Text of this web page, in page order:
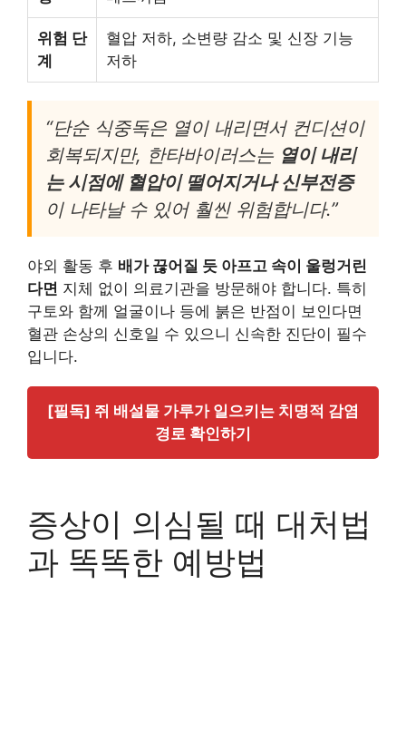
위험 단
계
혈압 저하, 소변량 감소 및 신장 기능
저하
“단순 식중독은 열이 내리면서 컨디션이
회복되지만, 한타바이러스는 열이 내리
는 시점에 혈압이 떨어지거나 신부전증
이 나타날 수 있어 훨씬 위험합니다.”
야외 활동 후 배가 끊어질 듯 아프고 속이 울렁거린
다면 지체 없이 의료기관을 방문해야 합니다. 특히
구토와 함께 얼굴이나 등에 붉은 반점이 보인다면
혈관 손상의 신호일 수 있으니 신속한 진단이 필수
입니다.
[필독] 쥐 배설물 가루가 일으키는 치명적 감염
경로 확인하기
증상이 의심될 때 대처법
과 똑똑한 예방법